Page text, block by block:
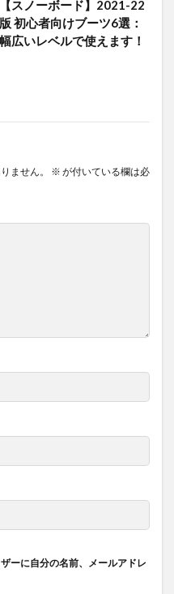
【スノーボード】2021-22
版 初心者向けブーツ6選：
幅広いレベルで使えます！
ません。 ※ が付いている欄は必
ーに自分の名前、メールアドレ